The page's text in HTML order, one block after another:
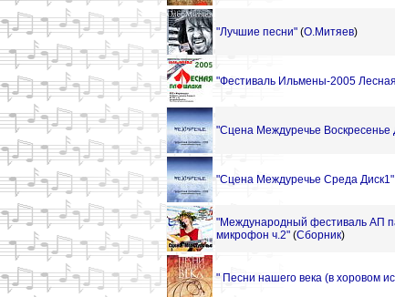
"Лучшие песни" (О.Митяев)
"Фестиваль Ильмены-2005
"Сцена Междуречье Воскресенье
"Сцена Междуречье Среда Диск1"
"Международный фестиваль АП
микрофон ч.2" (Сборник)
" Песни нашего века (в хоровом